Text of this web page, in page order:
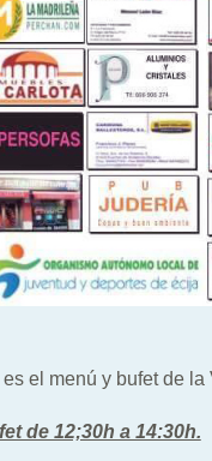
es el menú y bufet de
de 12;30h a 14:30h.